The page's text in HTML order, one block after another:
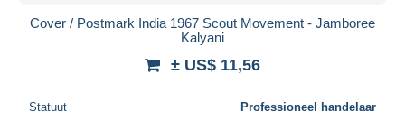
Cover / Postmark India 1967 Scout Movement - Jamboree
Kalyani
± US$ 11,56
Statuut Professioneel handelaar